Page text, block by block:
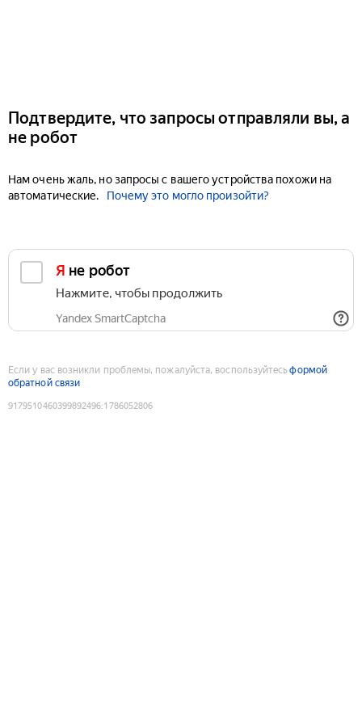
Подтвердите, что запросы отправляли вы, а
не робот
Нам очень жаль, но запросы с вашего устройства похожи на
автоматические.
Почему это могло произойти?
Я не робот
Нажмите, чтобы продолжить
Yandex SmartCaptcha
Если у вас возникли проблемы, пожалуйста, воспользуйтесьформой
обратной связи
9179510460399892496:1786052806